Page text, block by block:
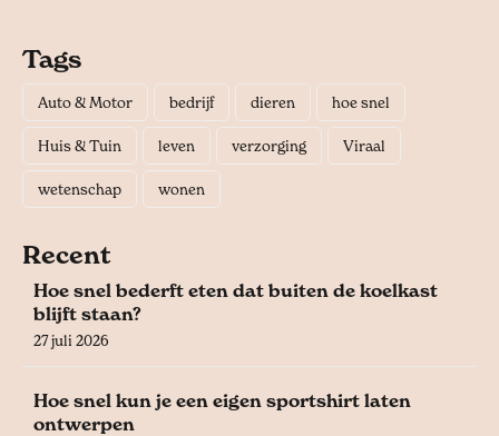
Tags
Auto & Motor bedrijf dieren hoe snel
Huis & Tuin leven verzorging Viraal
wetenschap wonen
Recent
Hoe snel bederft eten dat buiten de koelkast
blijft staan?
27 juli 2026
Hoe snel kun je een eigen sportshirt laten
ontwerpen